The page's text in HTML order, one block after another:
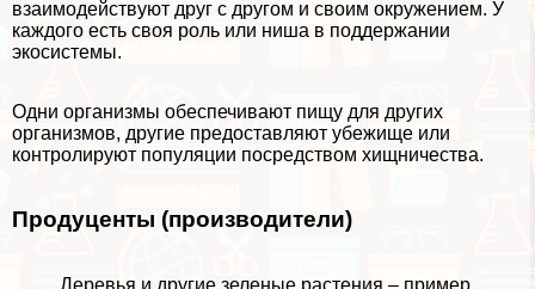
взаимодействуют друг с другом и своим окружением. У
каждого есть своя роль или ниша в поддержании
экосистемы.
Одни организмы обеспечивают пищу для других
организмов, другие предоставляют убежище или
контролируют популяции посредством хищничества.
Продуценты (производители)